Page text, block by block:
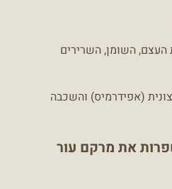
העצם, השומן, השרירים
(אפידרמיס) והשכבה
את מרקם עור